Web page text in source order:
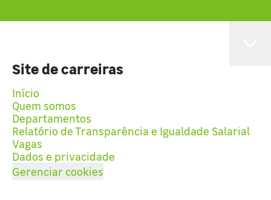
Site de carreiras
Início
Quem somos
Departamentos
Relatório de Transparência e Igualdade Salarial
Vagas
Dados e privacidade
Gerenciar cookies